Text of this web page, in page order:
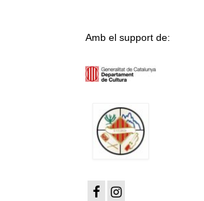
Amb el support de: